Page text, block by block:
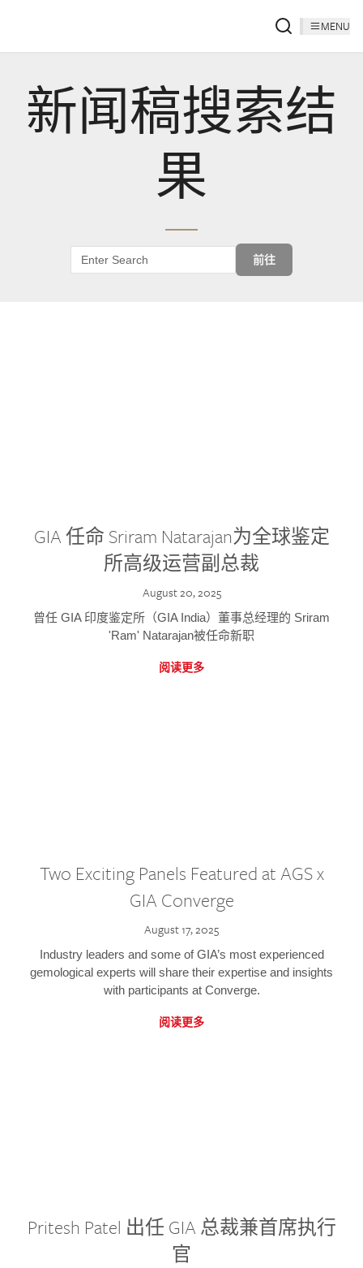
MENU
新闻稿搜索结
果
前往
GIA 任命 Sriram Natarajan为全球鉴定
所高级运营副总裁
August 20, 2025
曾任 GIA 印度鉴定所（GIA India）董事总经理的 Sriram
'Ram' Natarajan被任命新职
阅读更多
Two Exciting Panels Featured at AGS x
GIA Converge
August 17, 2025
Industry leaders and some of GIA’s most experienced
gemological experts will share their expertise and insights
with participants at Converge.
阅读更多
Pritesh Patel 出任 GIA 总裁兼首席执行
官